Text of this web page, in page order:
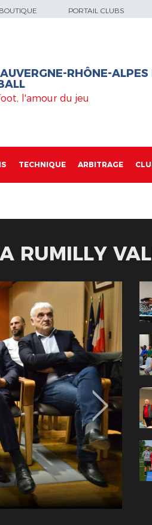
BOUTIQUE PORTAIL CLUBS
RHÔNE-ALPES
l'amour du jeu
TECHNIQUE ARBITRAGE
RUMILLY